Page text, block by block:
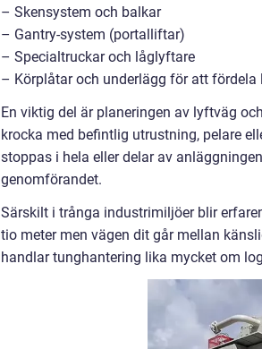
– Skensystem och balkar
– Gantry-system (portalliftar)
– Specialtruckar och låglyftare
– Körplåtar och underlägg för att fördela
En viktig del är planeringen av lyftväg
krocka med befintlig utrustning, pelare
stoppas i hela eller delar av
genomförandet.
Särskilt i trånga industrimiljöer blir
tio meter men vägen dit går mellan
handlar tunghantering lika mycket om